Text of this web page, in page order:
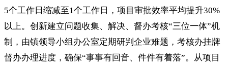
5个工作日缩减至1个工作日，项目审批效率平均提升30%
以上。创新建立问题收集、解决、督办考核“三位一体”机
制，由镇领导小组办公室定期研判企业难题，考核办挂牌
督办办理进度，确保“事事有回音、件件有着落”。从项目